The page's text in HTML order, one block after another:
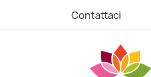
Contattaci